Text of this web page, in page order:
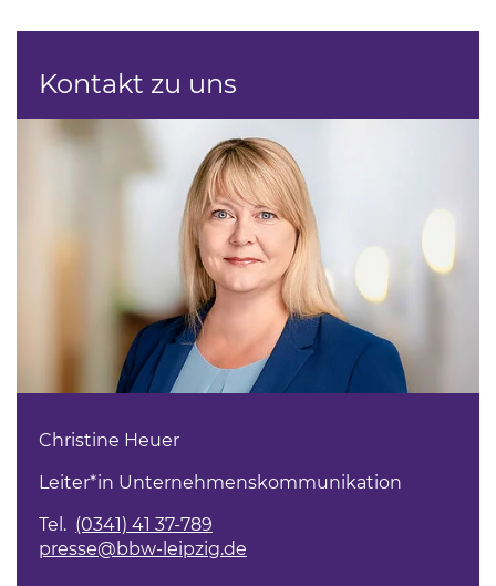
Kontakt zu uns
Christine Heuer
Leiter*in Unternehmenskommunikation
Tel. (0341) 41 37-789
presse@bbw-leipzig.de